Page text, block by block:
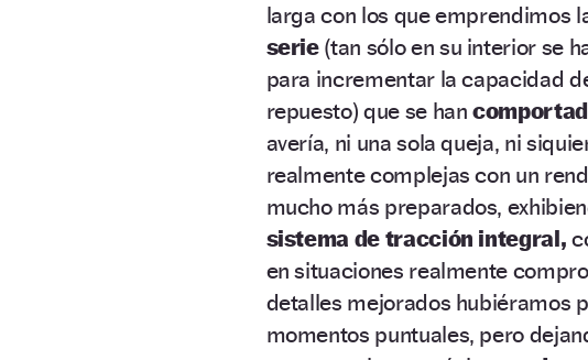
larga con los que emprendimos
serie(tan sólo en su interior se
para incrementar la capacidad
repuesto) que se han
avería, ni una sola queja, ni
realmente complejas con un
mucho más preparados,
sistema de tracción integral,
en situaciones realmente
detalles mejorados hubiéramos
momentos puntuales, pero